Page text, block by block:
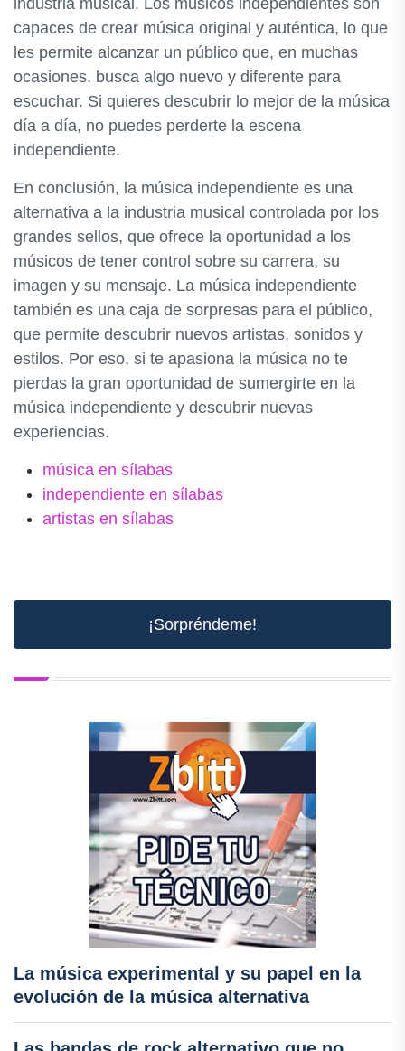
industria musical. Los músicos independientes son
capaces de crear música original y auténtica, lo que
les permite alcanzar un público que, en muchas
ocasiones, busca algo nuevo y diferente para
escuchar. Si quieres descubrir lo mejor de la música
día a día, no puedes perderte la escena
independiente.
En conclusión, la música independiente es una
alternativa a la industria musical controlada por los
grandes sellos, que ofrece la oportunidad a los
músicos de tener control sobre su carrera, su
imagen y su mensaje. La música independiente
también es una caja de sorpresas para el público,
que permite descubrir nuevos artistas, sonidos y
estilos. Por eso, si te apasiona la música no te
pierdas la gran oportunidad de sumergirte en la
música independiente y descubrir nuevas
experiencias.
música en sílabas
independiente en sílabas
artistas en sílabas
¡Sorpréndeme!
La música experimental y su papel en la
evolución de la música alternativa